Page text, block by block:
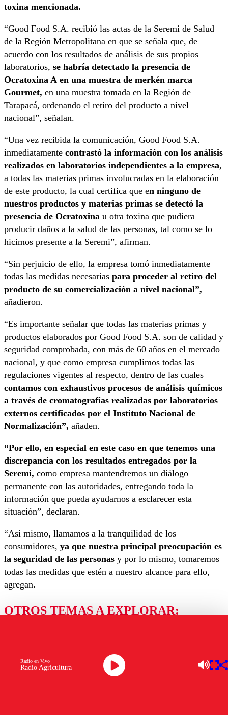
toxina mencionada.
“Good Food S.A. recibió las actas de la Seremi de Salud
de la Región Metropolitana en que se señala que, de
acuerdo con los resultados de análisis de sus propios
laboratorios, se habría detectado la presencia de
Ocratoxina A en una muestra de merkén marca
Gourmet, en una muestra tomada en la Región de
Tarapacá, ordenando el retiro del producto a nivel
nacional”, señalan.
“Una vez recibida la comunicación, Good Food S.A.
inmediatamente contrastó la información con los análisis
realizados en laboratorios independientes a la empresa,
a todas las materias primas involucradas en la elaboración
de este producto, la cual certifica que en ninguno de
nuestros productos y materias primas se detectó la
presencia de Ocratoxina u otra toxina que pudiera
producir daños a la salud de las personas, tal como se lo
hicimos presente a la Seremi”, afirman.
“Sin perjuicio de ello, la empresa tomó inmediatamente
todas las medidas necesarias para proceder al retiro del
producto de su comercialización a nivel nacional”,
añadieron.
“Es importante señalar que todas las materias primas y
productos elaborados por Good Food S.A. son de calidad y
seguridad comprobada, con más de 60 años en el mercado
nacional, y que como empresa cumplimos todas las
regulaciones vigentes al respecto, dentro de las cuales
contamos con exhaustivos procesos de análisis químicos
a través de cromatografías realizadas por laboratorios
externos certificados por el Instituto Nacional de
Normalización”, añaden.
“Por ello, en especial en este caso en que tenemos una
discrepancia con los resultados entregados por la
Seremi, como empresa mantendremos un diálogo
permanente con las autoridades, entregando toda la
información que pueda ayudarnos a esclarecer esta
situación”, declaran.
“Así mismo, llamamos a la tranquilidad de los
consumidores, ya que nuestra principal preocupación es
la seguridad de las personas y por lo mismo, tomaremos
todas las medidas que estén a nuestro alcance para ello,
agregan.
OTROS TEMAS A EXPLORAR:
Ver comentarios
Radio Agricultura
Radio en Vivo